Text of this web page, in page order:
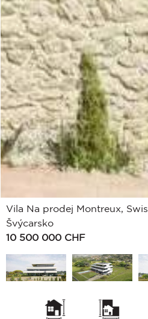
Vila Na prodej Montreux,
Švýcarsko
10 500 000 CHF